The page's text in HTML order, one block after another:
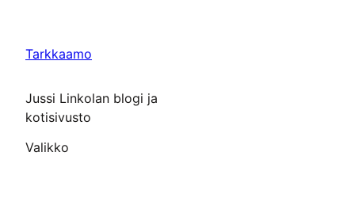
Tarkkaamo
Jussi Linkolan blogi ja
kotisivusto
Valikko